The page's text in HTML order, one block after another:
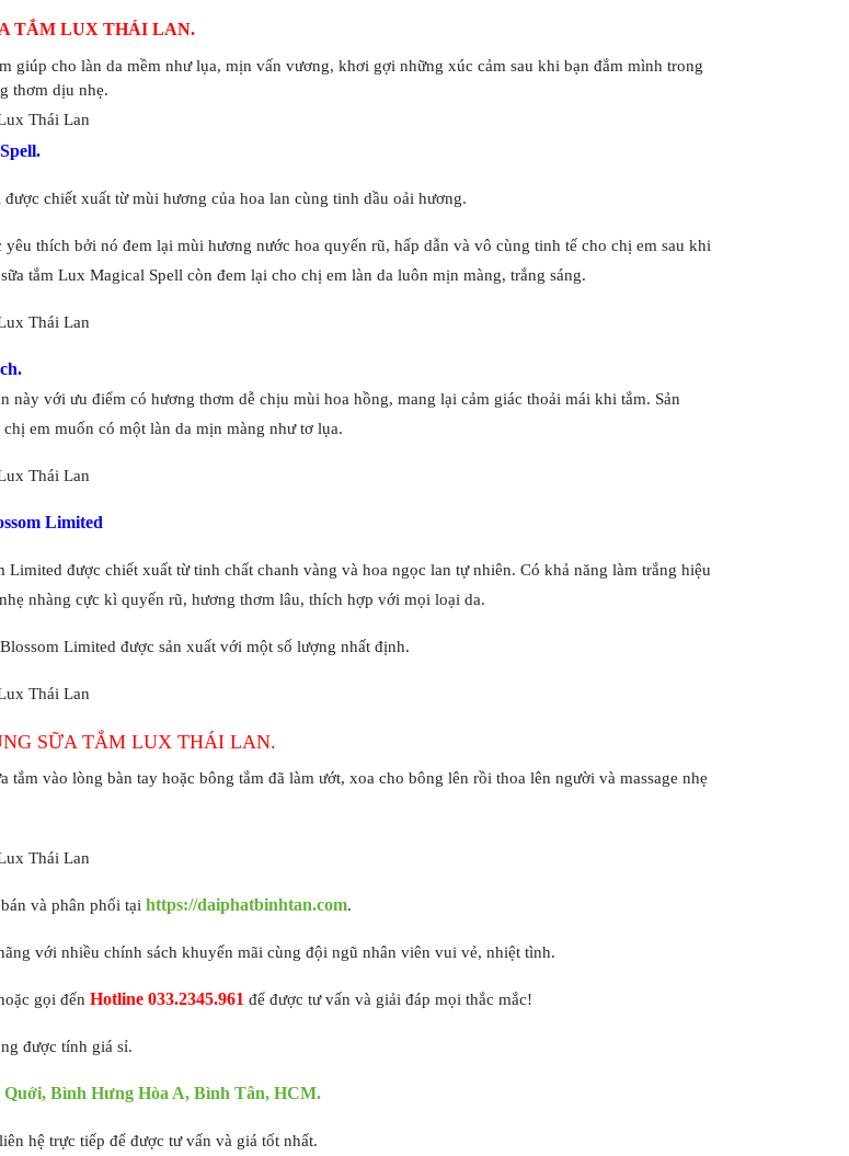
TẮM LUX THÁI LAN.
giúp cho làn da mềm như lụa, mịn vấn vương, khơi gợi những xúc cảm sau khi bạn đắm mình trong
thơm dịu nhẹ.
chiết xuất từ mùi hương của hoa lan cùng tinh dầu oải hương.
yêu thích bởi nó đem lại mùi hương nước hoa quyến rũ, hấp dẫn và vô cùng tinh tế cho chị em sau khi
tắm Lux Magical Spell còn đem lại cho chị em làn da luôn mịn màng, trắng sáng.
này với ưu điểm có hương thơm dễ chịu mùi hoa hồng, mang lại cảm giác thoải mái khi tắm. Sản
em muốn có một làn da mịn màng như tơ lụa.
Limited
Limited được chiết xuất từ tinh chất chanh vàng và hoa ngọc lan tự nhiên. Có khả năng làm trắng hiệu
nhàng cực kì quyến rũ, hương thơm lâu, thích hợp với mọi loại da.
Limited được sản xuất với một số lượng nhất định.
SỮA TẮM LUX THÁI LAN.
tắm vào lòng bàn tay hoặc bông tắm đã làm ướt, xoa cho bông lên rồi thoa lên người và massage nhẹ
và phân phối tại https://daiphatbinhtan.com.
với nhiều chính sách khuyến mãi cùng đội ngũ nhân viên vui vẻ, nhiệt tình.
gọi đến Hotline 033.2345.961 để được tư vấn và giải đáp mọi thắc mắc!
được tính giá sỉ.
Quới, Bình Hưng Hòa A, Bình Tân, HCM.
hệ trực tiếp để được tư vấn và giá tốt nhất.